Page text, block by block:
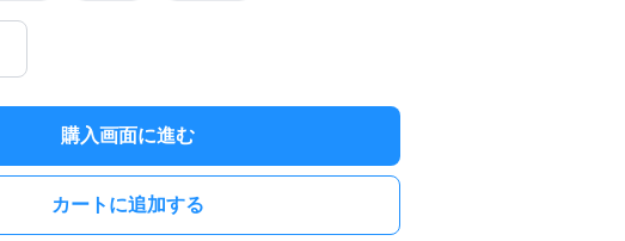
購入画面に進む
カートに追加する